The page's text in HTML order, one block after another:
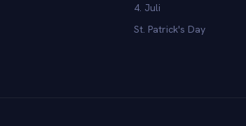
4. Juli
St. Patrick's Day